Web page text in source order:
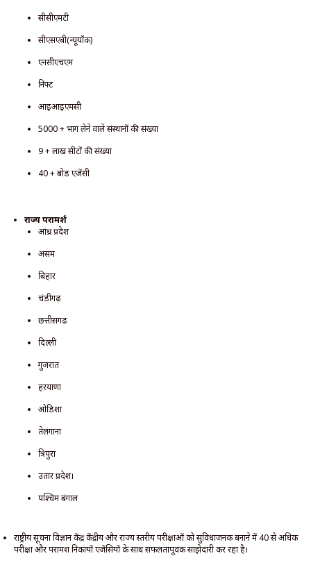
सीसीएमटी
सीएसएबी(न्यूयॉर्क)
एनसीएचएम
निफ्ट
आईआईएमसी
5000 + भाग लेने वाले संस्थानों की संख्या
9 + लाख सीटों की संख्या
40 + बोर्ड एजेंसी
राज्य परामर्श
आंध्र प्रदेश
असम
बिहार
चंडीगढ़
छत्तीसगढ
दिल्ली
गुजरात
हरयाणा
ओडिशा
तेलंगाना
त्रिपुरा
उतार प्रदेश।
पश्चिम बंगाल
राष्ट्रीय सूचना विज्ञान केंद्र केंद्रीय और राज्य स्तरीय परीक्षाओं को सुविधाजनक बनाने में 40 से अधिक
परीक्षा और परामर्श निकायों एजेंसियों के साथ सफलतापूर्वक साझेदारी कर रहा है।